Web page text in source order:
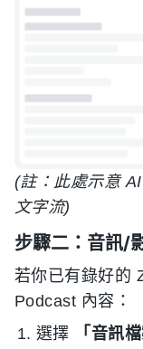
(註：此處示意
文字流)
步驟二：音訊/
若你已有錄好的
Podcast 內容：
選擇
「音訊